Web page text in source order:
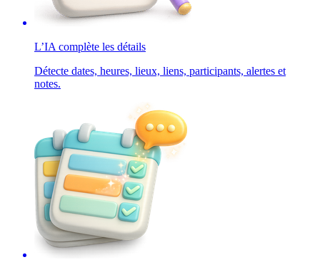
L’IA complète les détails
Détecte dates, heures, lieux, liens, participants, alertes et
notes.